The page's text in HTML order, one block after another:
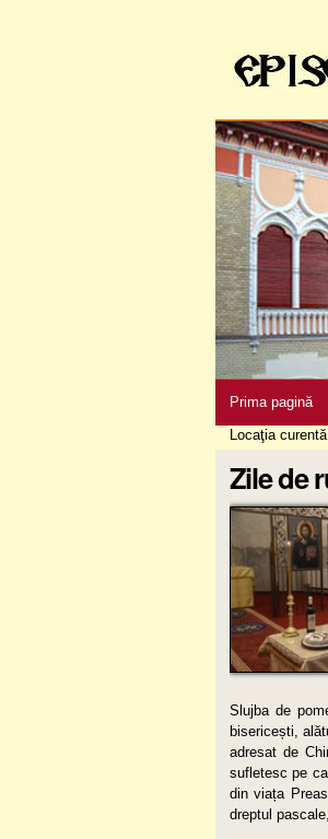
Sari
navigare
Prima pagină
Locaţia
Zile de
Slujba de
bisericești,
adresat de
sufletesc pe
din viața
dreptul